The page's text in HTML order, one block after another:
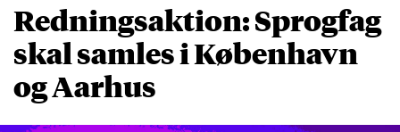
Redningsaktion: Sprogfag
skal samles i København
og Aarhus